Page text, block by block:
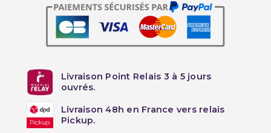
Livraison Point Relais 3 à 5 jours
ouvrés.
Livraison 48h en France vers relais
Pickup.